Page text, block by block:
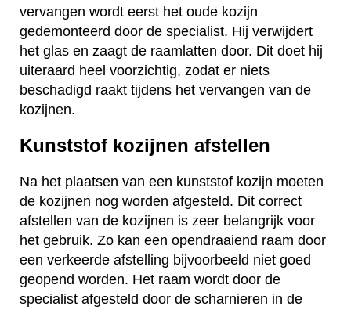
vervangen wordt eerst het oude kozijn
gedemonteerd door de specialist. Hij verwijdert
het glas en zaagt de raamlatten door. Dit doet hij
uiteraard heel voorzichtig, zodat er niets
beschadigd raakt tijdens het vervangen van de
kozijnen.
Kunststof kozijnen afstellen
Na het plaatsen van een kunststof kozijn moeten
de kozijnen nog worden afgesteld. Dit correct
afstellen van de kozijnen is zeer belangrijk voor
het gebruik. Zo kan een opendraaiend raam door
een verkeerde afstelling bijvoorbeeld niet goed
geopend worden. Het raam wordt door de
specialist afgesteld door de scharnieren in de